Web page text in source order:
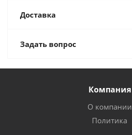
Доставка
Задать вопрос
Компания
О компании
Политика